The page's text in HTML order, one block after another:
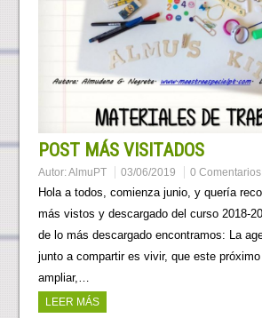
POST MÁS VISITADOS
Autor:AlmuPT 03/06/2019 0 Comentarios
Hola a todos, comienza junio, y quería
más vistos y descargado del curso 2018-
de lo más descargado encontramos: La
junto a compartir es vivir, que este
ampliar,…
LEER MÁS